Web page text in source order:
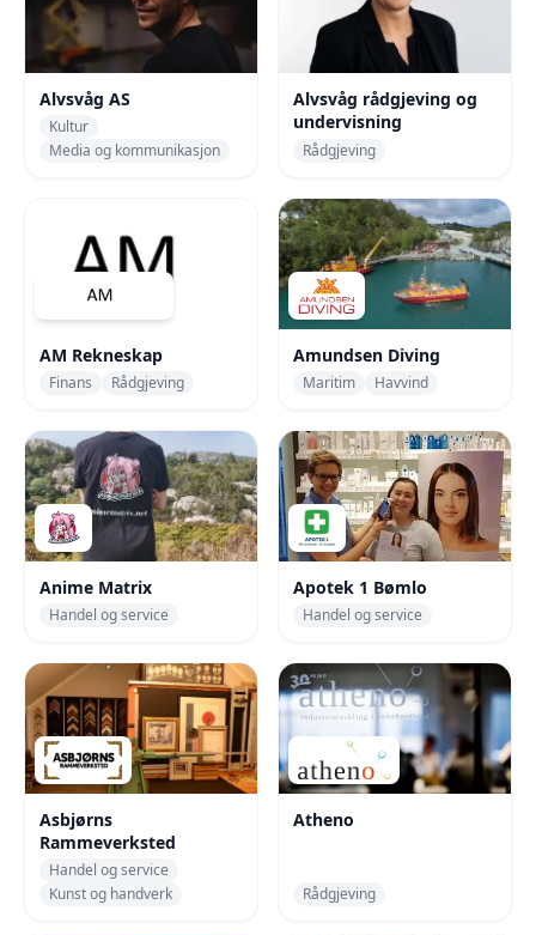
Alvsvåg AS
Kultur
Media og kommunikasjon
Alvsvåg rådgjeving og
undervisning
Rådgjeving
AM Rekneskap
Finans Rådgjeving
Amundsen Diving
Maritim Havvind
Anime Matrix
Handel og service
Apotek 1 Bømlo
Handel og service
Asbjørns
Rammeverksted
Handel og service
Kunst og handverk
Atheno
Rådgjeving